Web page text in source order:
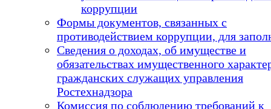
коррупции
Формы документов, связанных с
противодействием коррупции, для
Сведения о доходах, об имуществе и
обязательствах имущественного
гражданских служащих управления
Ростехнадзора
Комиссия по соблюдению требований к